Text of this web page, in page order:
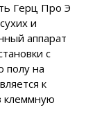
Герц Про Э
и
аппарат
с
полу на
к
клеммную